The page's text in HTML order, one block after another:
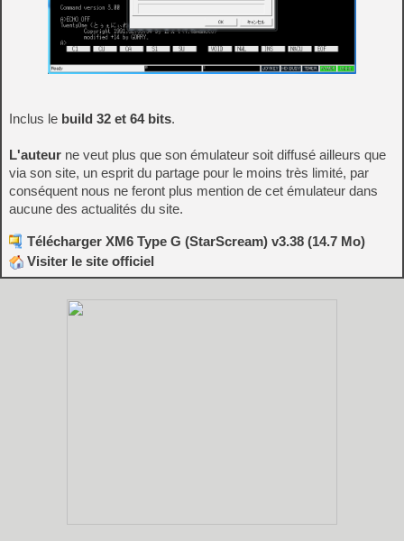
Inclus le build 32 et 64 bits.
L'auteur ne veut plus que son émulateur soit diffusé ailleurs que
via son site, un esprit du partage pour le moins très limité, par
conséquent nous ne feront plus mention de cet émulateur dans
aucune des actualités du site.
Télécharger XM6 Type G (StarScream) v3.38 (14.7 Mo)
Visiter le site officiel